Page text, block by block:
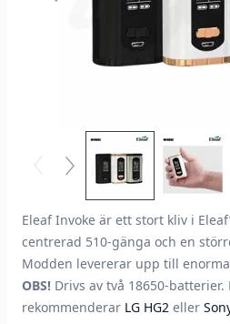
Eleaf Invoke är ett stort kliv i
centrerad 510-gänga och en
Modden levererar upp till enorma
OBS! Drivs av två 18650-
rekommenderar LG HG2 eller